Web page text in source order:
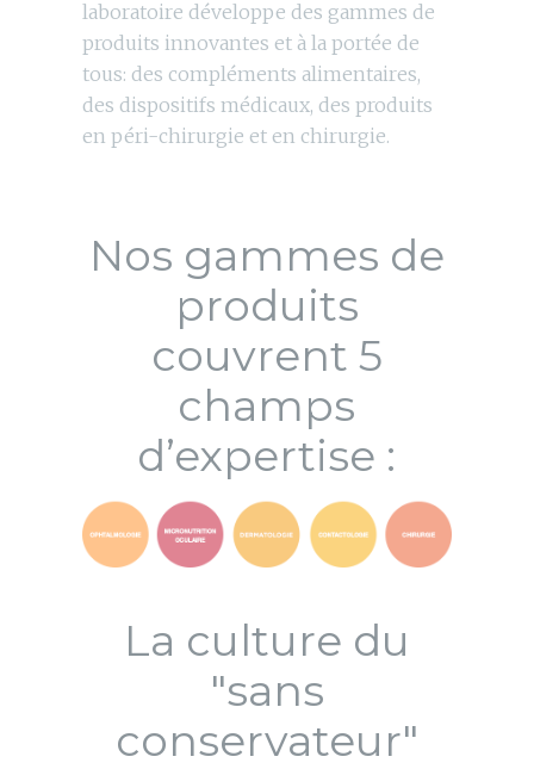
laboratoire développe des gammes de
produits innovantes et à la portée de
tous: des compléments alimentaires,
des dispositifs médicaux, des produits
en péri-chirurgie et en chirurgie.
Nos gammes de
produits
couvrent 5
champs
d’expertise :
La culture du
"sans
conservateur"